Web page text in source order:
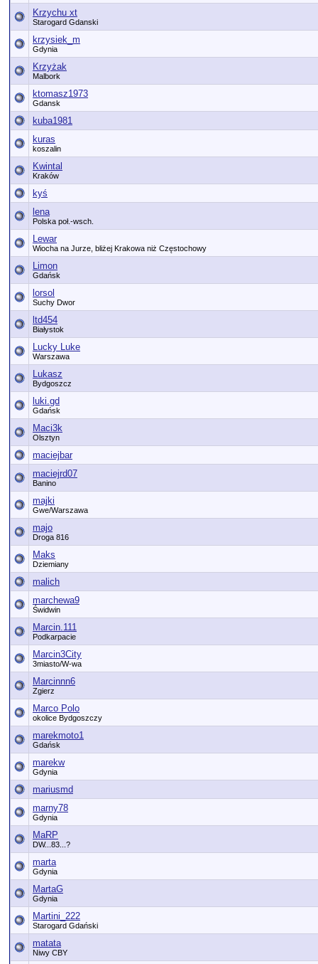
Krzychu xt
Starogard Gdanski
krzysiek_m
Gdynia
Krzyżak
Malbork
ktomasz1973
Gdansk
kuba1981
kuras
koszalin
Kwintal
Kraków
kyś
lena
Polska poł.-wsch.
Lewar
Wiocha na Jurze, bliżej Krakowa niż Częstochowy
Limon
Gdańsk
lorsol
Suchy Dwor
ltd454
Białystok
Lucky Luke
Warszawa
Lukasz
Bydgoszcz
luki.gd
Gdańsk
Maci3k
Olsztyn
maciejbar
maciejrd07
Banino
majki
Gwe/Warszawa
majo
Droga 816
Maks
Dziemiany
malich
marchewa9
Świdwin
Marcin.111
Podkarpacie
Marcin3City
3miasto/W-wa
Marcinnn6
Zgierz
Marco Polo
okolice Bydgoszczy
marekmoto1
Gdańsk
marekw
Gdynia
mariusmd
marny78
Gdynia
MaRP
DW...83...?
marta
Gdynia
MartaG
Gdynia
Martini_222
Starogard Gdański
matata
Niwy CBY